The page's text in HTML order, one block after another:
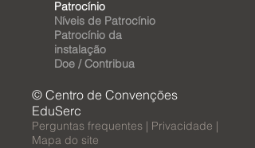
Patrocínio
Níveis de Patrocínio
Patrocínio da
instalação
Doe / Contribua
© Centro de Convenções
EduSerc
Perguntas frequentes | Privacidade |
Mapa do site